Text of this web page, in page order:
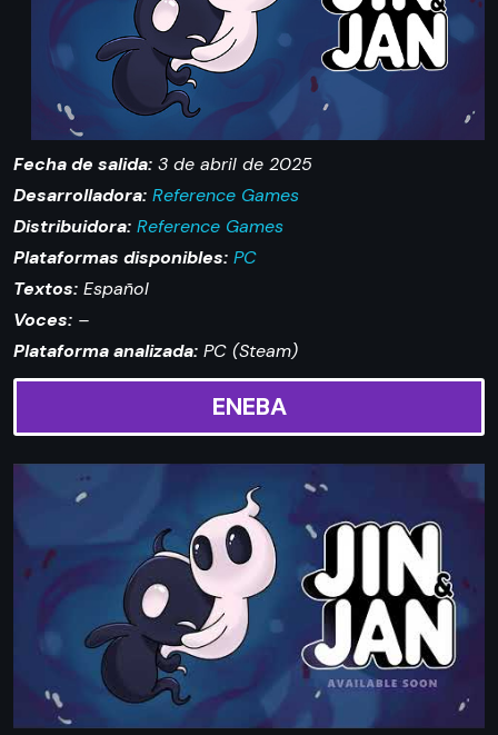
Fecha de salida: 3 de abril de 2025
Desarrolladora: Reference Games
Distribuidora: Reference Games
Plataformas disponibles: PC
Textos: Español
Voces: –
Plataforma analizada: PC (Steam)
ENEBA